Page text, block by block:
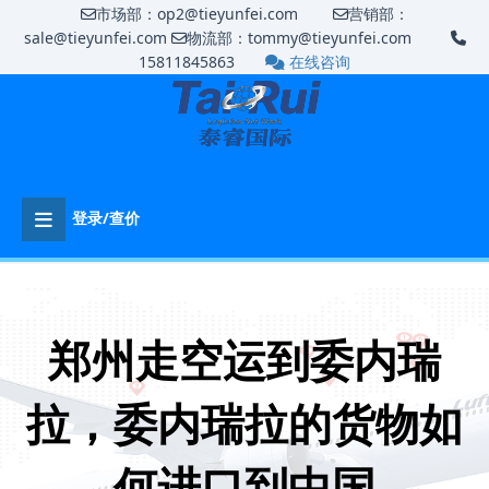
市场部：op2@tieyunfei.com
营销部：
sale@tieyunfei.com
物流部：tommy@tieyunfei.com
15811845863
在线咨询
登录/查价
郑州走空运到委内瑞
拉，委内瑞拉的货物如